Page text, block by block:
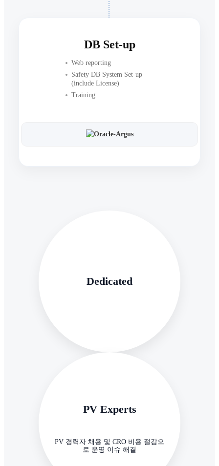
DB Set-up
Web reporting
Safety DB System Set-up
(include License)
Training
Oracle-Argus
Dedicated
PV Experts
PV 경력자 채용 및 CRO 비용 절감으
로 운영 이슈 해결